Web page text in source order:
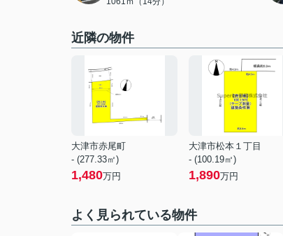
近隣の物件
大津市赤尾町
- (277.33㎡)
1,480万円
大津市松本１丁目
- (100.19㎡)
1,890万円
よく見られている物件